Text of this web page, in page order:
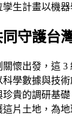
孿生計畫以機
守護台
懷出發，這
學數據與技
貴的調研基
片土地，為地